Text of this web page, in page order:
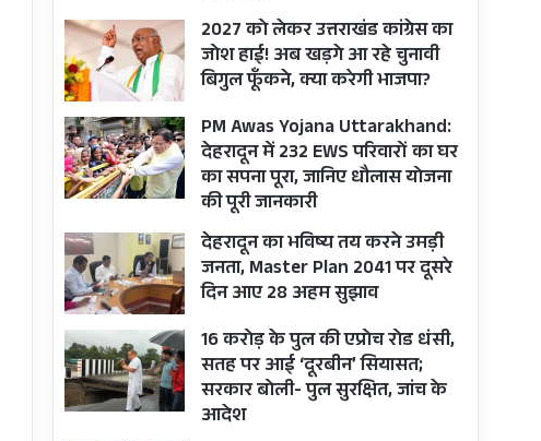
2027 को लेकर उत्तराखंड कांग्रेस का
जोश हाई! अब खड़गे आ रहे चुनावी
बिगुल फूँकने, क्या करेगी भाजपा?
PM Awas Yojana Uttarakhand:
देहरादून में 232 EWS परिवारों का घर
का सपना पूरा, जानिए धौलास योजना
की पूरी जानकारी
देहरादून का भविष्य तय करने उमड़ी
जनता, Master Plan 2041 पर दूसरे
दिन आए 28 अहम सुझाव
16 करोड़ के पुल की एप्रोच रोड धंसी,
सतह पर आई ‘दूरबीन’ सियासत;
सरकार बोली- पुल सुरक्षित, जांच के
आदेश